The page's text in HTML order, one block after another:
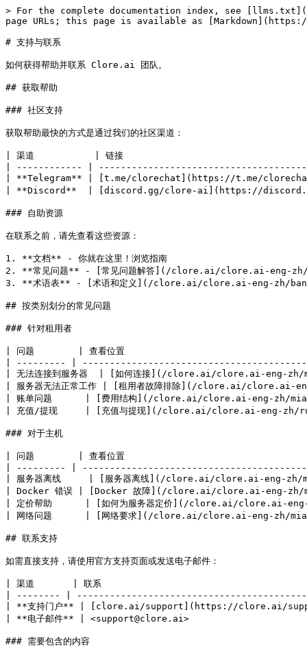
> For the complete documentation index, see
page URLs; this page is available as
# 支持与联系
如何获得帮助并联系 Clore.ai 团队。
## 获取帮助
### 社区支持
获取帮助最快的方式是通过我们的社区渠道：
| 渠道           | 链接
| ------------ |
| **Telegram** | [t.me/clorechat](https://t.me/
| **Discord**  | [discord.gg/clore-ai](https://
### 自助资源
在联系之前，请先查看这些资源：
1. **文档** - 你就在这里！浏览指南
2. **常见问题** - [常见问题解答](/clore.ai/clore.ai-eng-zh/
3. **术语表** - [术语和定义](/clore.ai/clore.ai-eng-zh/
## 按类别划分的常见问题
### 针对租用者
| 问题        | 查看位置
| --------- |
| 无法连接到服务器  | [如何连接](/clore.ai/clore.ai-eng-
| 服务器无法正常工作 | [租用者故障排除](/clore.ai/
| 账单问题      | [费用结构](/clore.ai/clore.ai-eng-zh/
| 充值/提现     | [充值与提现](/clore.ai/clore.ai-
### 对于主机
| 问题        | 查看位置
| --------- |
| 服务器离线     | [服务器离线](/clore.ai/clore.ai-
| Docker 错误 | [Docker 故障](/clore.ai/clore.ai-
| 定价帮助      | [如何为服务器定价](/clore.ai/clore.ai-
| 网络问题      | [网络要求](/clore.ai/clore.ai-eng-zh/
## 联系支持
如需直接支持，请使用官方支持页面或发送电子邮件：
| 渠道       | 联系
| -------- |
| **支持门户** | [clore.ai/support](https://clore.ai/
| **电子邮件** | <support@clore.ai>
### 需要包含的内容